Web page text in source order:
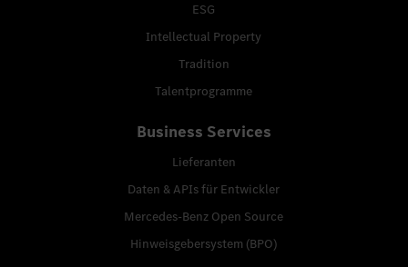
ESG
Intellectual Property
Tradition
Talentprogramme
Business Services
Lieferanten
Daten & APIs für Entwickler
Mercedes-Benz Open Source
Hinweisgebersystem (BPO)